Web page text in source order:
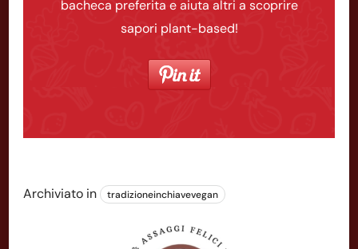
bacheca preferita e aiuta altri a scoprire
sapori plant-based!
Archiviato in tradizioneinchiavevegan